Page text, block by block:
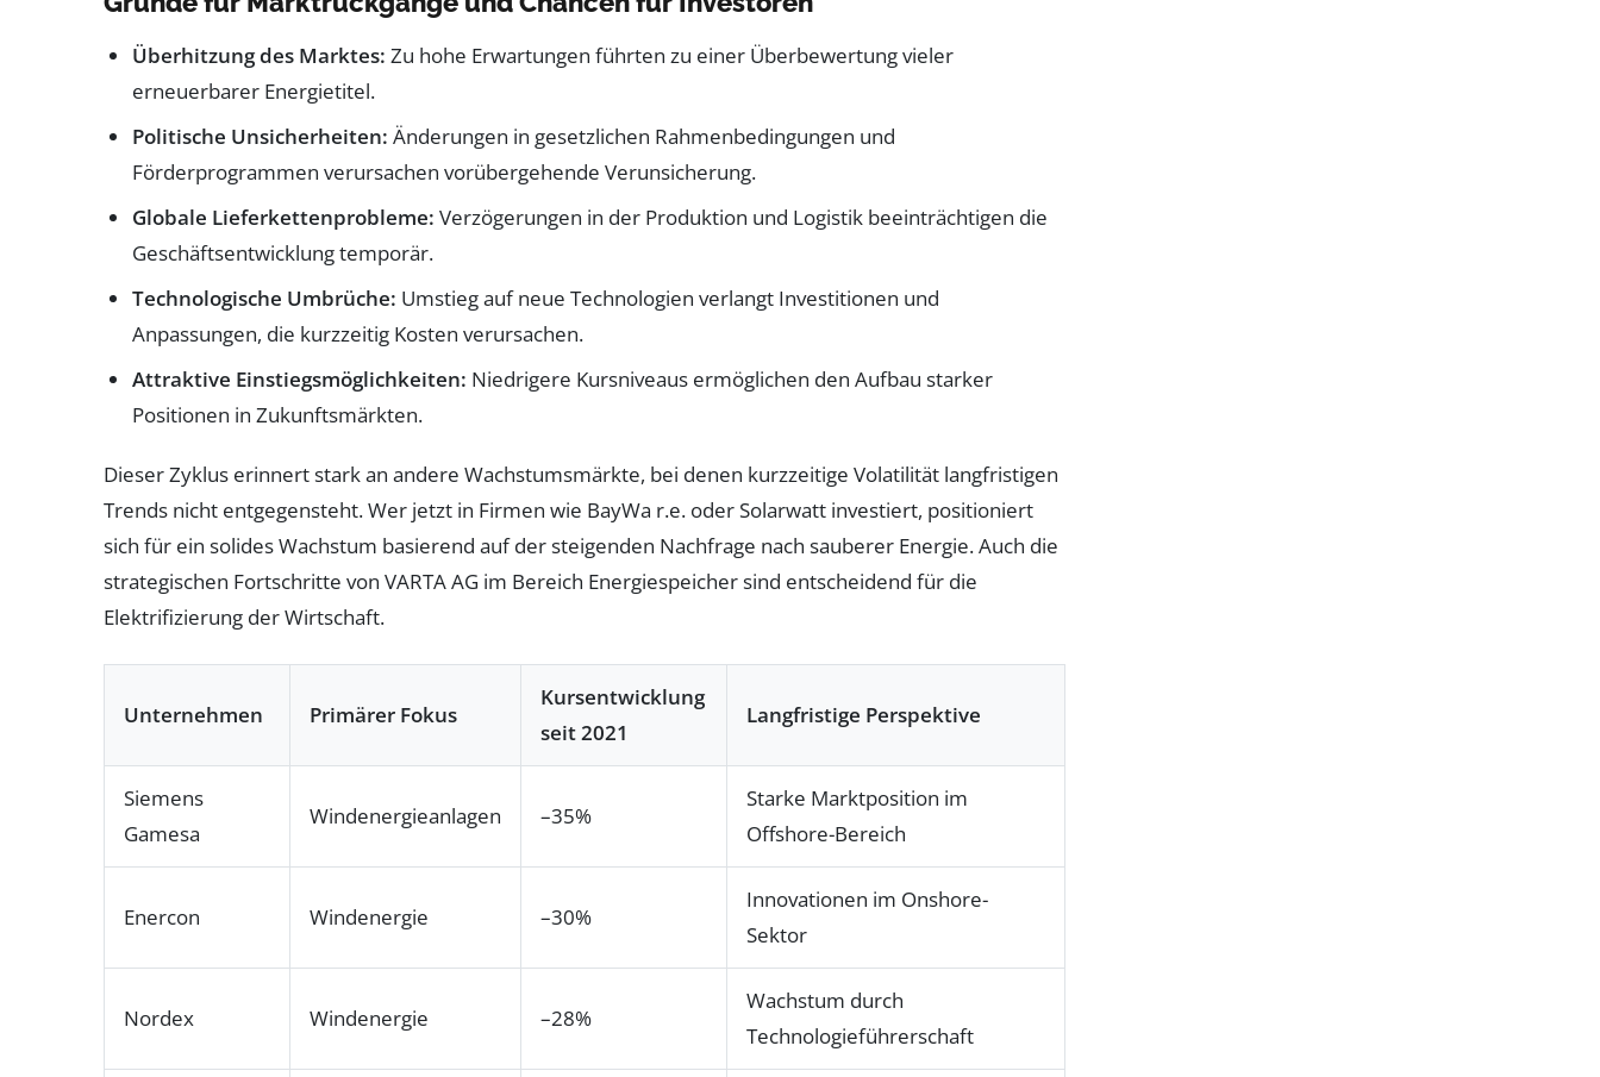
Überhitzung des Marktes: Zu hohe Erwartungen führten zu einer Überbewertung vieler
erneuerbarer Energietitel.
Politische Unsicherheiten: Änderungen in gesetzlichen Rahmenbedingungen und
Förderprogrammen verursachen vorübergehende Verunsicherung.
Globale Lieferkettenprobleme: Verzögerungen in der Produktion und Logistik beeinträchtigen die
Geschäftsentwicklung temporär.
Technologische Umbrüche: Umstieg auf neue Technologien verlangt Investitionen und
Anpassungen, die kurzzeitig Kosten verursachen.
Attraktive Einstiegsmöglichkeiten: Niedrigere Kursniveaus ermöglichen den Aufbau starker
Positionen in Zukunftsmärkten.
Dieser Zyklus erinnert stark an andere Wachstumsmärkte, bei denen kurzzeitige Volatilität langfristigen
Trends nicht entgegensteht. Wer jetzt in Firmen wie BayWa r.e. oder Solarwatt investiert, positioniert
sich für ein solides Wachstum basierend auf der steigenden Nachfrage nach sauberer Energie. Auch die
strategischen Fortschritte von VARTA AG im Bereich Energiespeicher sind entscheidend für die
Elektrifizierung der Wirtschaft.
Unternehmen Primärer Fokus
Kursentwicklung
seit 2021
Langfristige Perspektive
Siemens
Gamesa
Windenergieanlagen –35%
Starke Marktposition im
Offshore-Bereich
Enercon Windenergie –30%
Innovationen im Onshore-
Sektor
Nordex Windenergie –28%
Wachstum durch
Technologieführerschaft